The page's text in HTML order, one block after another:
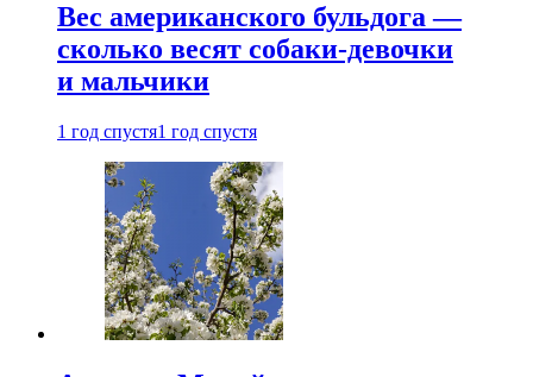
Вес американского бульдога —
сколько весят собаки-девочки
и мальчики
1 год спустя1 год спустя